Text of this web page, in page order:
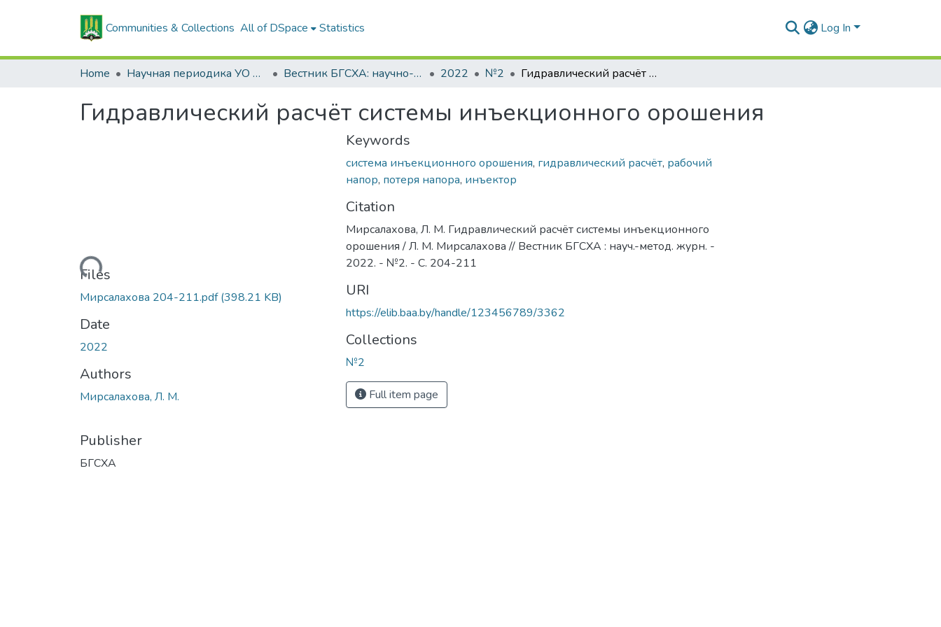
Communities & Collections All of DSpace Statistics Log In
Home Научная периодика УО БГСХА Вестник БГСХА: научно-методический журнал Белорусской государственной сельскохозяйственной академии 2022 №2 Гидравлический расчёт системы инъекционного орошения
Гидравлический расчёт системы инъекционного орошения
Loading...
Files
Мирсалахова 204-211.pdf(398.21 KB)
Date
2022
Authors
Мирсалахова, Л. М.
Publisher
БГСХА
Keywords
система инъекционного орошения, гидравлический расчёт, рабочий
напор, потеря напора, инъектор
Citation
Мирсалахова, Л. М. Гидравлический расчёт системы инъекционного
орошения / Л. М. Мирсалахова // Вестник БГСХА : науч.-метод. журн. -
2022. - №2. - С. 204-211
URI
https://elib.baa.by/handle/123456789/3362
Collections
№2
Full item page